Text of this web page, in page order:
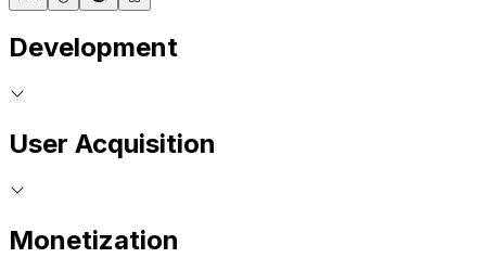
Development
User Acquisition
Monetization